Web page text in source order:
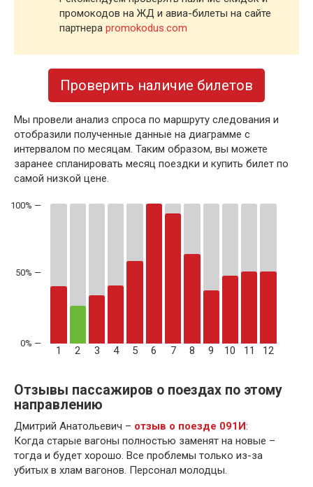
промокодов на ЖД и авиа-билеты на сайте
партнера promokodus.com
Проверить наличие билетов
Мы провели анализ спроса по маршруту следования и
отобразили полученные данные на диаграмме с
интервалом по месяцам. Таким образом, вы можете
заранее спланировать месяц поездки и купить билет по
самой низкой цене.
50% —
1 2 3 4 5 6 7 8 9 10 11 12
Отзывы пассажиров о поездах по этому
направлению
Дмитрий Анатольевич – отзыв о поезде 091И:
Когда старые вагоны полностью заменят на новые –
тогда и будет хорошо. Все проблемы только из-за
убитых в хлам вагонов. Персонал молодцы.